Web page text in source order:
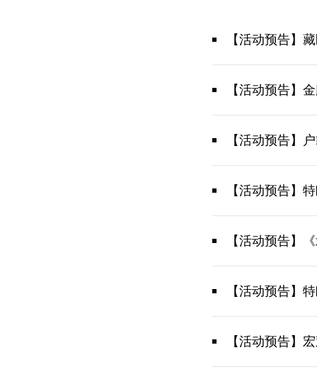
【活动预告】
【活动预告】
【活动预告】
【活动预告】
【活动预告】
【活动预告】
【活动预告】